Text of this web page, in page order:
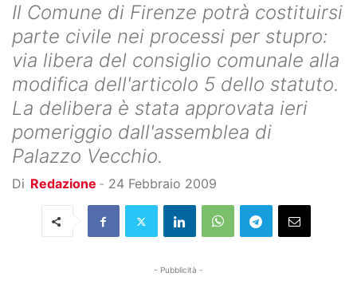
Il Comune di Firenze potrà costituirsi
parte civile nei processi per stupro:
via libera del consiglio comunale alla
modifica dell'articolo 5 dello statuto.
La delibera è stata approvata ieri
pomeriggio dall'assemblea di
Palazzo Vecchio.
Di Redazione - 24 Febbraio 2009
- Pubblicità -